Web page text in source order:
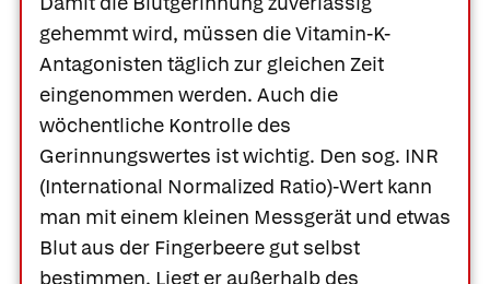
gehemmt wird, müssen die Vitamin-K-
Antagonisten täglich zur gleichen Zeit
eingenommen werden. Auch die
wöchentliche Kontrolle des
Gerinnungswertes ist wichtig. Den sog. INR
(International Normalized Ratio)-Wert kann
man mit einem kleinen Messgerät und etwas
Blut aus der Fingerbeere gut selbst
bestimmen. Liegt er außerhalb des